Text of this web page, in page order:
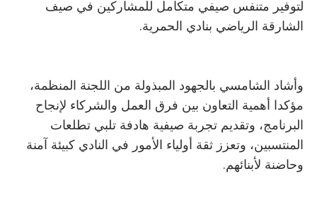
لتوفير متنفس صيفي متكامل للمشاركين في صيف
الشارقة الرياضي بنادي الحمرية.
وأشاد الشامسي بالجهود المبذولة من اللجنة المنظمة،
مؤكدا أهمية التعاون بين فرق العمل والشركاء لإنجاح
البرنامج، وتقديم تجربة صيفية هادفة تلبي تطلعات
المنتسبين، وتعزز ثقة أولياء الأمور في النادي كبيئة آمنة
وحاضنة لأبنائهم.